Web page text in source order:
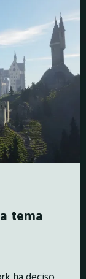
tema